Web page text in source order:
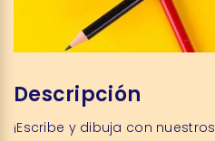
Descripción
¡Escribe y dibuja con